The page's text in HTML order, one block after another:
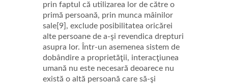
prin faptul că utilizarea lor de către o
primă persoană, prin munca mâinilor
sale[9], exclude posibilitatea oricărei
alte persoane de a-şi revendica drepturi
asupra lor. Într-un asemenea sistem de
dobândire a proprietăţii, interacţiunea
umană nu este necesară deoarece nu
există o altă persoană care să-şi